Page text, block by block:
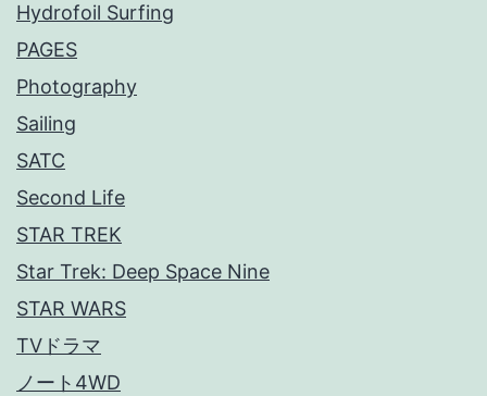
Hydrofoil Surfing
PAGES
Photography
Sailing
SATC
Second Life
STAR TREK
Star Trek: Deep Space Nine
STAR WARS
TVドラマ
ノート4WD